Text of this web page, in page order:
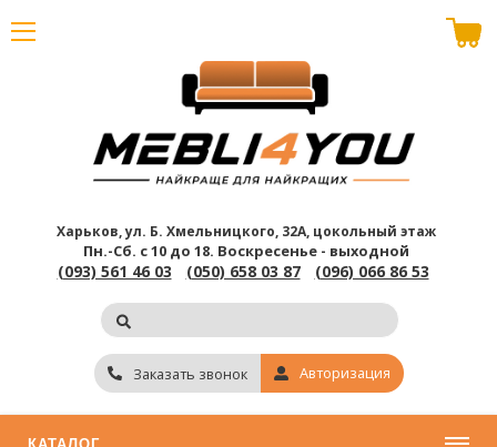
Харьков, ул. Б. Хмельницкого, 32А, цокольный этаж
Пн.-Сб. с 10 до 18. Воскресенье - выходной
(093) 561 46 03 (050) 658 03 87 (096) 066 86 53
Заказать звонок Авторизация
В корзине пусто